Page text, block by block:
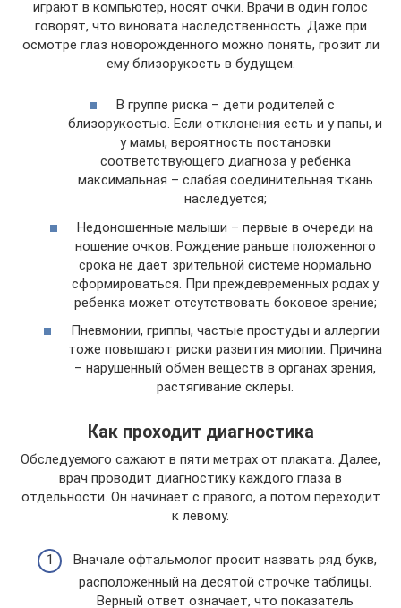
играют в компьютер, носят очки. Врачи в один голос
говорят, что виновата наследственность. Даже при
осмотре глаз новорожденного можно понять, грозит ли
ему близорукость в будущем.
В группе риска – дети родителей с
близорукостью. Если отклонения есть и у папы, и
у мамы, вероятность постановки
соответствующего диагноза у ребенка
максимальная – слабая соединительная ткань
наследуется;
Недоношенные малыши – первые в очереди на
ношение очков. Рождение раньше положенного
срока не дает зрительной системе нормально
сформироваться. При преждевременных родах у
ребенка может отсутствовать боковое зрение;
Пневмонии, гриппы, частые простуды и аллергии
тоже повышают риски развития миопии. Причина
– нарушенный обмен веществ в органах зрения,
растягивание склеры.
Как проходит диагностика
Обследуемого сажают в пяти метрах от плаката. Далее,
врач проводит диагностику каждого глаза в
отдельности. Он начинает с правого, а потом переходит
к левому.
Вначале офтальмолог просит назвать ряд букв,
расположенный на десятой строчке таблицы.
Верный ответ означает, что показатель